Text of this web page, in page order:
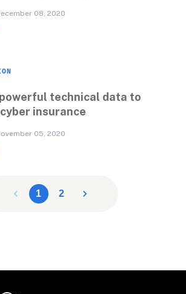
08, 2020
powerful technical data to
insurance
05, 2020
1 2